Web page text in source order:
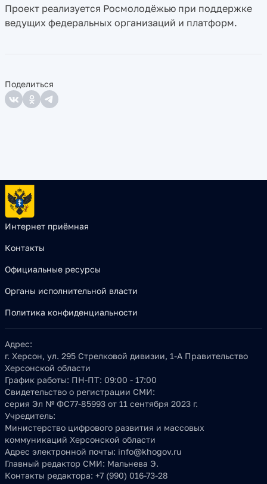
Проект реализуется Росмолодёжью при поддержке
ведущих федеральных организаций и платформ.
Поделиться
Интернет приёмная
Контакты
Официальные ресурсы
Органы исполнительной власти
Политика конфиденциальности
Адрес:
г. Херсон, ул. 295 Стрелковой дивизии, 1-А Правительство
Херсонской области
График работы: ПН-ПТ: 09:00 - 17:00
Свидетельство о регистрации СМИ:
серия Эл № ФС77-85993 от 11 сентября 2023 г.
Учредитель:
Министерство цифрового развития и массовых
коммуникаций Херсонской области
Адрес электронной почты: info@khogov.ru
Главный редактор СМИ: Мальнева Э.
Контакты редактора: +7 (990) 016-73-28